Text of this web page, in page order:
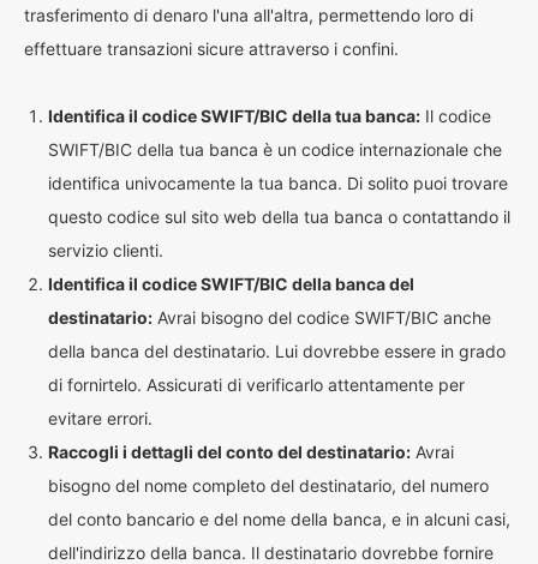
trasferimento di denaro l'una all'altra, permettendo loro di
effettuare transazioni sicure attraverso i confini.
Identifica il codice SWIFT/BIC della tua banca: Il codice
SWIFT/BIC della tua banca è un codice internazionale che
identifica univocamente la tua banca. Di solito puoi trovare
questo codice sul sito web della tua banca o contattando il
servizio clienti.
Identifica il codice SWIFT/BIC della banca del
destinatario: Avrai bisogno del codice SWIFT/BIC anche
della banca del destinatario. Lui dovrebbe essere in grado
di fornirtelo. Assicurati di verificarlo attentamente per
evitare errori.
Raccogli i dettagli del conto del destinatario: Avrai
bisogno del nome completo del destinatario, del numero
del conto bancario e del nome della banca, e in alcuni casi,
dell'indirizzo della banca. Il destinatario dovrebbe fornire